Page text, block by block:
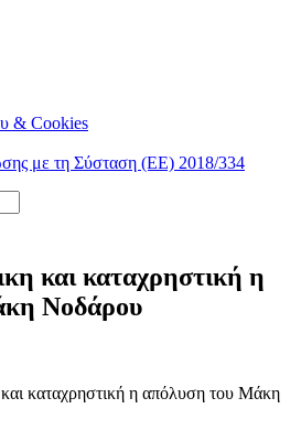
& Cookies
με τη Σύσταση (ΕΕ) 2018/334
και καταχρηστική η
Νοδάρου
καταχρηστική η απόλυση του Μάκη